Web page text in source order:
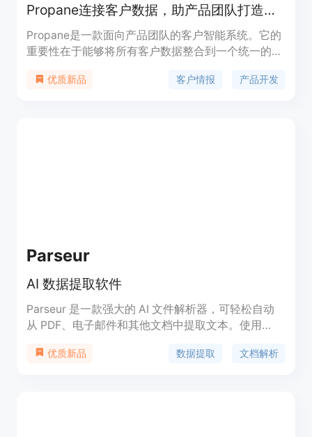
Propane连接客户数据，助产品团队打造符合客户需求的产品。
Propane是一款面向产品团队的客户智能系统。它的
重要性在于能够将所有客户数据整合到一个统一的上
建。其主要优点是可以帮助团队更好地了解客户需
优质新品 客户情报 产品开发
Parseur
AI 数据提取软件
Parseur 是一款强大的 AI 文件解析器，可轻松自动
从 PDF、电子邮件和其他文档中提取文本。使用
程序。Parseur 不需要技术技能，无需创建复杂的数
优质新品 数据提取 文档解析